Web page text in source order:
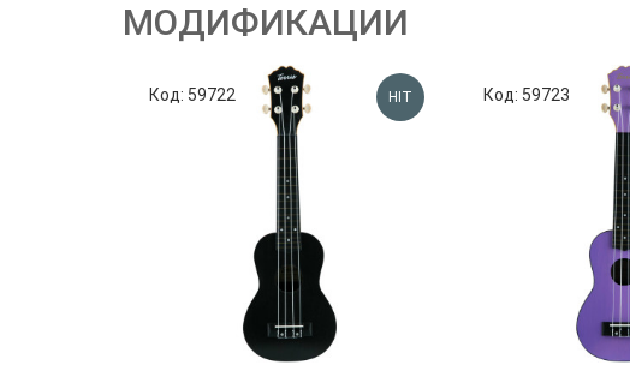
МОДИФИКАЦИИ
Код: 59722 HIT Код: 59723